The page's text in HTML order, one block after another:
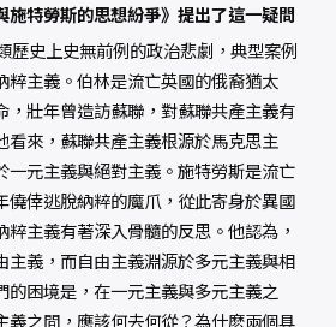
施特勞斯的思想紛爭》提出了這一疑問
歷史上史無前例的政治悲劇，典型案例
粹主義。伯林是流亡英國的俄裔猶太
，壯年曾造訪蘇聯，對蘇聯共產主義有
看來，蘇聯共產主義根源於馬克思主
一元主義與絕對主義。施特勞斯是流亡
僥倖逃脫納粹的魔爪，從此寄身於異國
主義有著深入骨髓的反思。他認為，
主義，而自由主義淵源於多元主義與相
的困境是，在一元主義與多元主義之
義之間，應該何去何從？為什麽兩個具